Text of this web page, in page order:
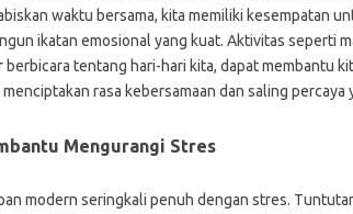
waktu bersama, kita memiliki kesempatan
ikatan emosional yang kuat. Aktivitas seperti
berbicara tentang hari-hari kita, dapat membantu
menciptakan rasa kebersamaan dan saling
Mengurangi Stres
modern seringkali penuh dengan stres.